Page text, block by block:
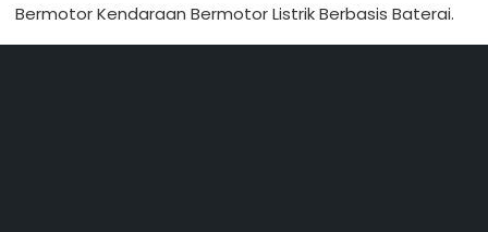
Bermotor Kendaraan Bermotor Listrik Berbasis Baterai.